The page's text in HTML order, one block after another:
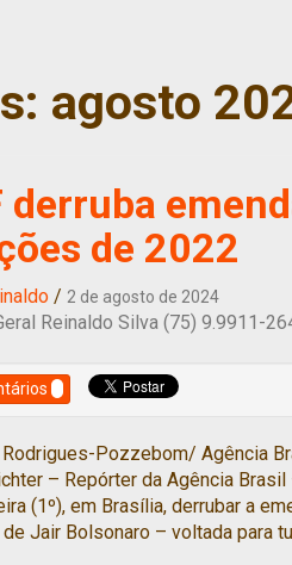
agosto
derruba
de 2022
/ 2 de agosto de 2024
Reinaldo Silva (75) 9.9911-
Pozzebom/ Agência
– Repórter da Agência
(1º), em Brasília, derrubar a
Jair Bolsonaro – voltada para